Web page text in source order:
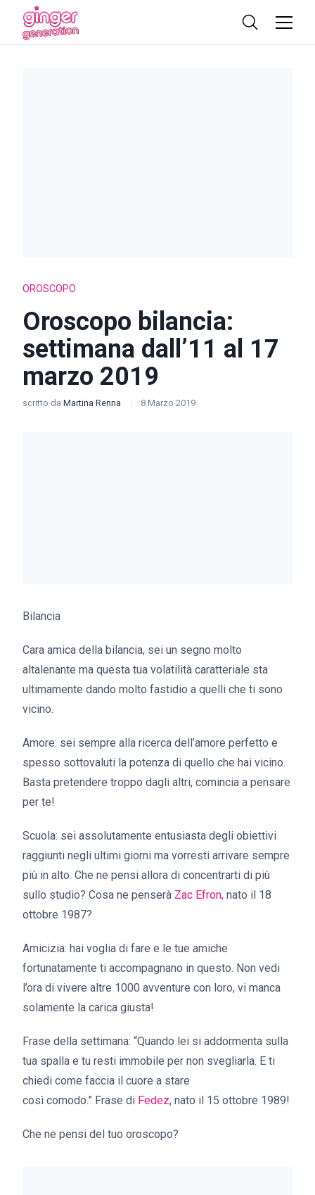
OROSCOPO
Oroscopo bilancia:
settimana dall’11 al 17
marzo 2019
scritto da Martina Renna 8 Marzo 2019
Bilancia
Cara amica della bilancia, sei un segno molto
altalenante ma questa tua volatilità caratteriale sta
ultimamente dando molto fastidio a quelli che ti sono
vicino.
Amore: sei sempre alla ricerca dell’amore perfetto e
spesso sottovaluti la potenza di quello che hai vicino.
Basta pretendere troppo dagli altri, comincia a pensare
per te!
Scuola: sei assolutamente entusiasta degli obiettivi
raggiunti negli ultimi giorni ma vorresti arrivare sempre
più in alto. Che ne pensi allora di concentrarti di più
sullo studio? Cosa ne penserà Zac Efron, nato il 18
ottobre 1987?
Amicizia: hai voglia di fare e le tue amiche
fortunatamente ti accompagnano in questo. Non vedi
l’ora di vivere altre 1000 avventure con loro, vi manca
solamente la carica giusta!
Frase della settimana: “Quando lei si addormenta sulla
tua spalla e tu resti immobile per non svegliarla. E ti
chiedi come faccia il cuore a stare
così comodo.” Frase di Fedez, nato il 15 ottobre 1989!
Che ne pensi del tuo oroscopo?